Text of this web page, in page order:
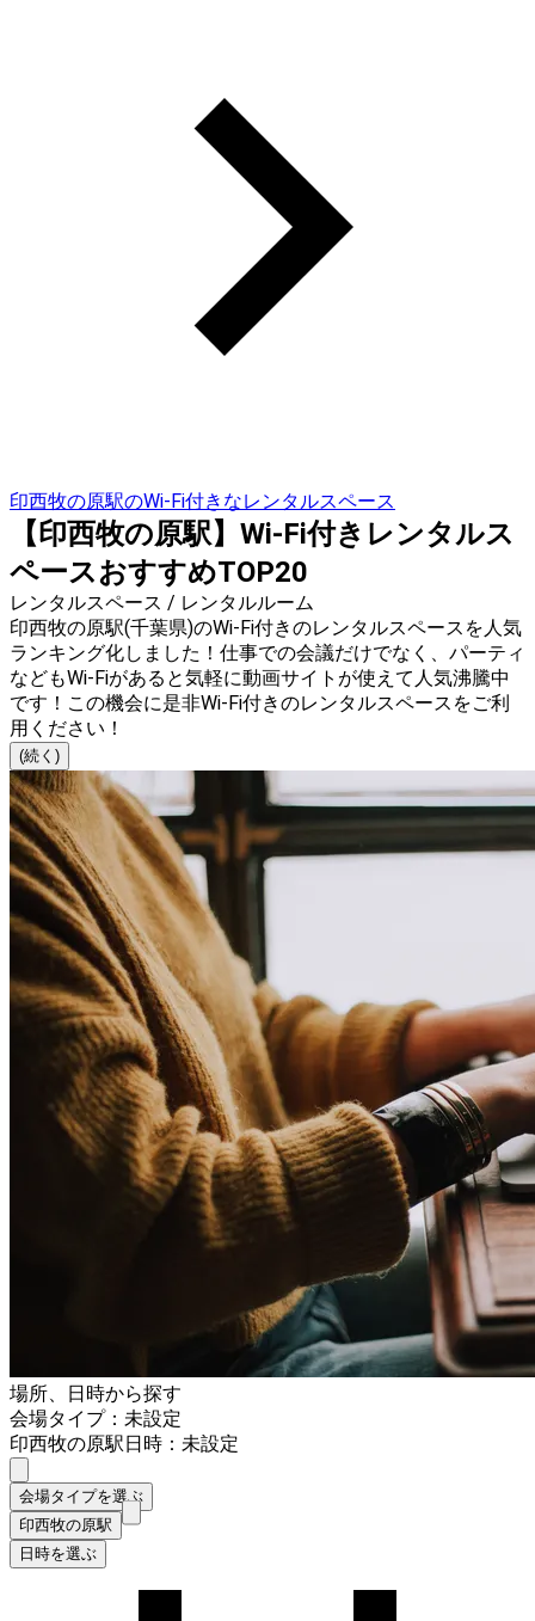
印西牧の原駅のWi-Fi付きなレンタルスペース
【印西牧の原駅】Wi-Fi付きレンタルス
ペースおすすめTOP20
レンタルスペース / レンタルルーム
印西牧の原駅(千葉県)のWi-Fi付きのレンタルスペースを人気
ランキング化しました！仕事での会議だけでなく、パーティ
などもWi-Fiがあると気軽に動画サイトが使えて人気沸騰中
です！この機会に是非Wi-Fi付きのレンタルスペースをご利
用ください！
(続く)
場所、日時から探す
会場タイプ：未設定
印西牧の原駅日時：未設定
会場タイプを選ぶ
印西牧の原駅
日時を選ぶ